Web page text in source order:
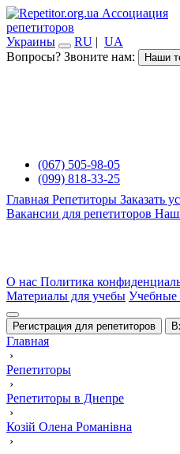
Ассоциация
репетиторов
Украины
RU | UA
Вопросы? Звоните нам:
Наши
(067) 505-98-05
(099) 818-33-25
Главная Репетиторы Заказать
Вакансии для репетиторов
О нас Политика
Материалы для учебы Учебные
Регистрация для репетиторов
Главная
›
Репетиторы
›
Репетиторы в Днепре
›
Козій Олена Романівна
›